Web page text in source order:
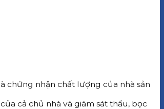
chứng nhận chất lượng của nhà sản
cả chủ nhà và giám sát thầu, bọc